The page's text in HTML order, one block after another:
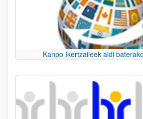
Kanpo Ikertzaileek aldi